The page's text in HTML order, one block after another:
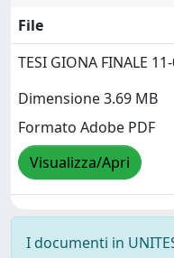
File
TESI GIONA FINALE
Dimensione 3.69 MB
Formato Adobe PDF
Visualizza/Apri
I documenti in